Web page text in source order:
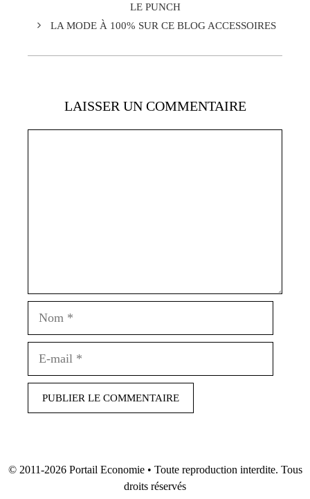
LE PUNCH
LA MODE À 100% SUR CE BLOG ACCESSOIRES
LAISSER UN COMMENTAIRE
© 2011-2026 Portail Economie• Toute reproduction interdite. Tous
droits réservés